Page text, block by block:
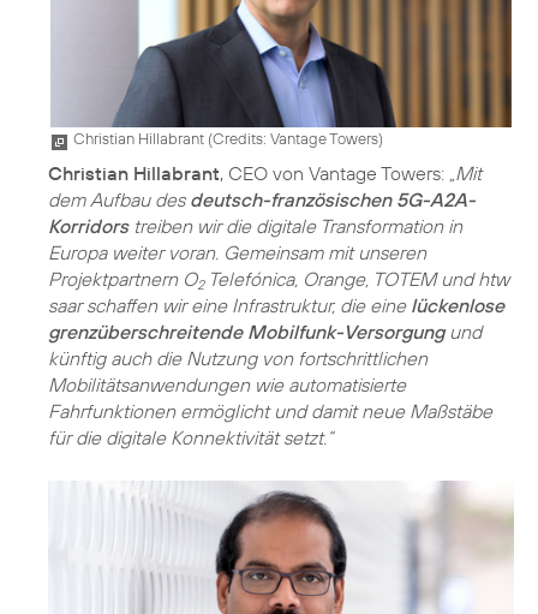
Christian Hillabrant (Credits: Vantage Towers)
Christian Hillabrant, CEO von Vantage Towers: „Mit
dem Aufbau des deutsch-französischen 5G-A2A-
Korridorstreiben wir die digitale Transformation in
Europa weiter voran. Gemeinsam mit unseren
Projektpartnern O2Telefónica, Orange, TOTEM und htw
saar schaffen wir eine Infrastruktur, die eine lückenlose
grenzüberschreitende Mobilfunk-Versorgungund
künftig auch die Nutzung von fortschrittlichen
Mobilitätsanwendungen wie automatisierte
Fahrfunktionen ermöglicht und damit neue Maßstäbe
für die digitale Konnektivität setzt.“